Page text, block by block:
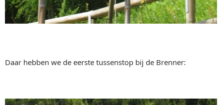
Daar hebben we de eerste tussenstop bij de Brenner: